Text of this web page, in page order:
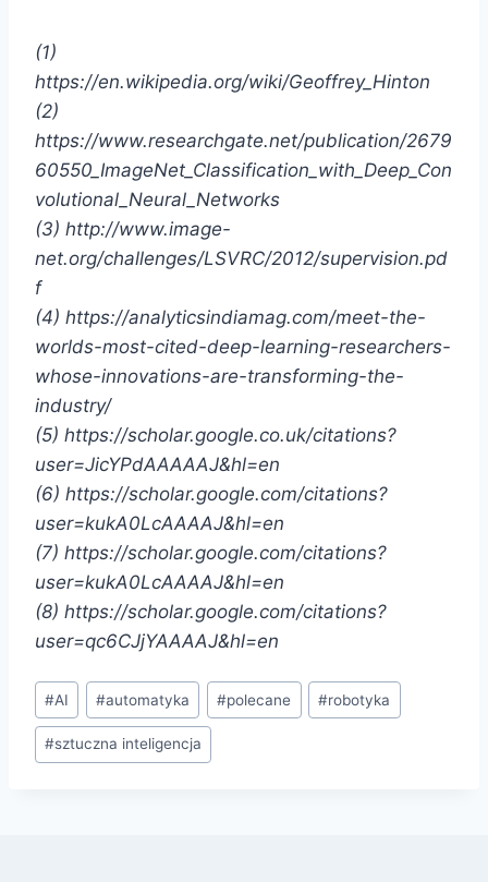
(1)
https://en.wikipedia.org/wiki/Geoffrey_Hinton
(2)
https://www.researchgate.net/publication/2679
60550_ImageNet_Classification_with_Deep_Con
volutional_Neural_Networks
(3) http://www.image-
net.org/challenges/LSVRC/2012/supervision.pd
f
(4) https://analyticsindiamag.com/meet-the-
worlds-most-cited-deep-learning-researchers-
whose-innovations-are-transforming-the-
industry/
(5) https://scholar.google.co.uk/citations?
user=JicYPdAAAAAJ&hl=en
(6) https://scholar.google.com/citations?
user=kukA0LcAAAAJ&hl=en
(7) https://scholar.google.com/citations?
user=kukA0LcAAAAJ&hl=en
(8) https://scholar.google.com/citations?
user=qc6CJjYAAAAJ&hl=en
Tagi
wpisu:
#AI #automatyka #polecane #robotyka
#sztuczna inteligencja